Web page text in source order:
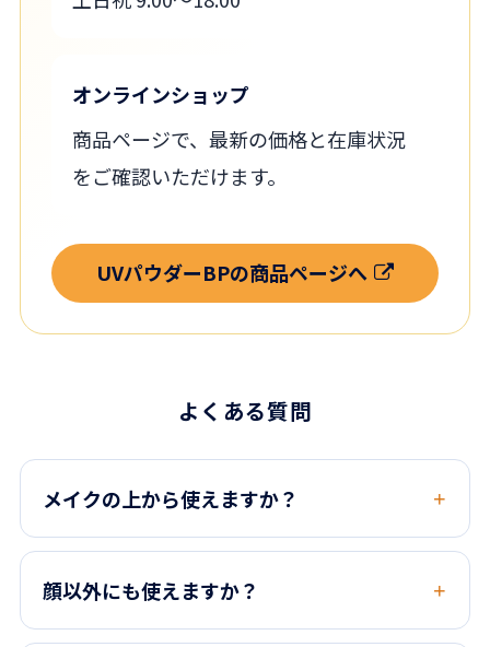
オンラインショップ
商品ページで、最新の価格と在庫状況
をご確認いただけます。
UVパウダーBPの商品ページへ
よくある質問
メイクの上から使えますか？
顔以外にも使えますか？